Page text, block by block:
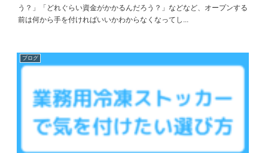
う？」「どれぐらい資金がかかるんだろう？」などなど、オープンする
前は何から手を付ければいいかわからなくなってし...
ブログ